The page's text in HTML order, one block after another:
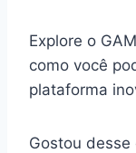
Explore o
como você
plataforma
Gostou desse